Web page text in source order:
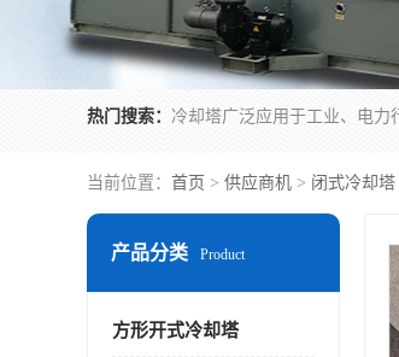
热门搜索：
当前位置： 首页 > 供应商机 > 闭式冷却塔
产品分类 Product
方形开式冷却塔